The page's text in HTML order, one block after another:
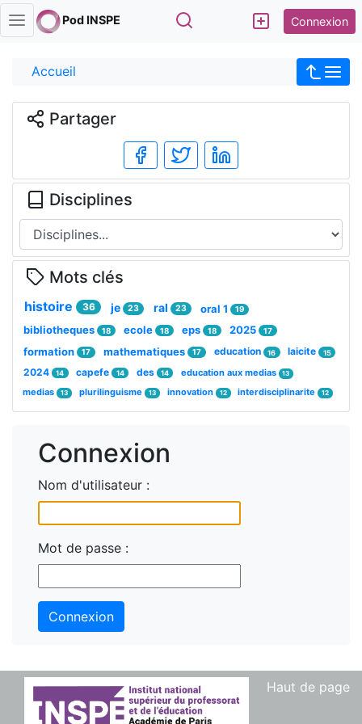
Pod INSPE Rechercher Connexion
Accueil
Connexion
Nom d'utilisateur :
Mot de passe :
Connexion
Partager
Disciplines
Mots clés
histoire 36 je 23 ral 23 oral 1 19
bibliotheques 18 ecole 18 eps 18 2025 17
formation 17 mathematiques 17 education 16 laicite 15
2024 14 capefe 14 des 14 education aux medias 13
medias 13 plurilinguisme 13 innovation 12 interdisciplinarite 12
Haut de page